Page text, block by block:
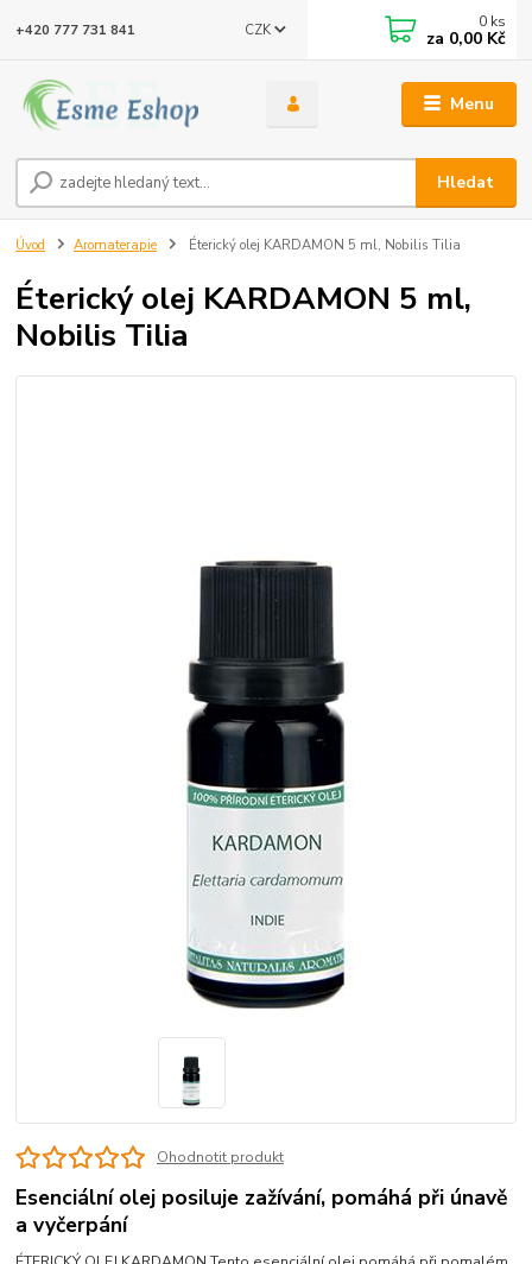
Menu
CZK
Hledat
+420 777 731 841 0 ks
za 0,00 Kč
Úvod Aromaterapie Éterický olej KARDAMON 5 ml, Nobilis Tilia
Éterický olej KARDAMON 5 ml,
Nobilis Tilia
Ohodnotit produkt
Esenciální olej posiluje zažívání, pomáhá při únavě
a vyčerpání